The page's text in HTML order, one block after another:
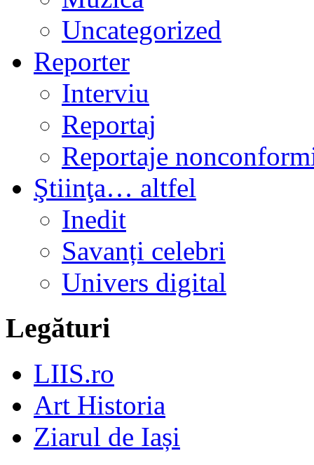
Uncategorized
Reporter
Interviu
Reportaj
Reportaje
Ştiinţa… altfel
Inedit
Savanți celebri
Univers digital
Legături
LIIS.ro
Art Historia
Ziarul de Iași